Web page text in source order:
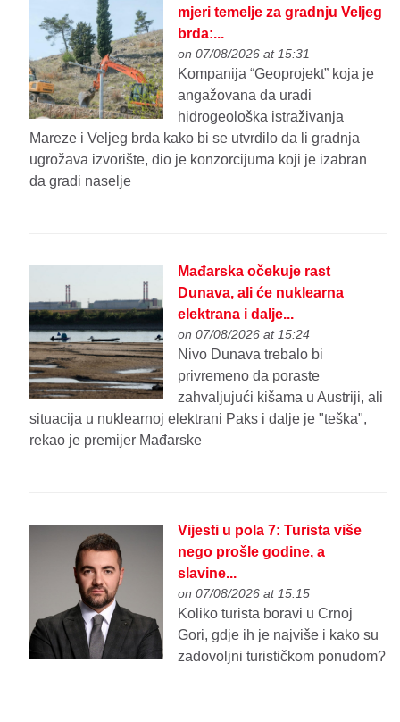
mjeri temelje za gradnju Veljeg
brda:...
on 07/08/2026 at 15:31
Kompanija “Geoprojekt” koja je
angažovana da uradi
hidrogeološka istraživanja
Mareze i Veljeg brda kako bi se utvrdilo da li gradnja
ugrožava izvorište, dio je konzorcijuma koji je izabran
da gradi naselje
Mađarska očekuje rast
Dunava, ali će nuklearna
elektrana i dalje...
on 07/08/2026 at 15:24
Nivo Dunava trebalo bi
privremeno da poraste
zahvaljujući kišama u Austriji, ali
situacija u nuklearnoj elektrani Paks i dalje je "teška",
rekao je premijer Mađarske
Vijesti u pola 7: Turista više
nego prošle godine, a
slavine...
on 07/08/2026 at 15:15
Koliko turista boravi u Crnoj
Gori, gdje ih je najviše i kako su
zadovoljni turističkom ponudom?